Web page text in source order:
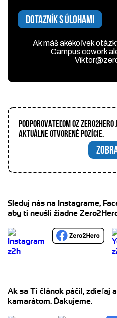
DOTAZNÍK S ÚLOHAMI
Ak máš akékoľvek
Campus cowork
PODPOROVATEĽOM OZ ZERO2HERO
AKTUÁLNE OTVORENÉ POZÍCIE.
Sleduj nás na Instagrame,
aby ti neušli žiadne
Ak sa Ti článok páčil, zdieľaj
kamarátom. Ďakujeme.